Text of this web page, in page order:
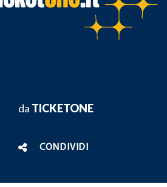
da TICKETONE
CONDIVIDI